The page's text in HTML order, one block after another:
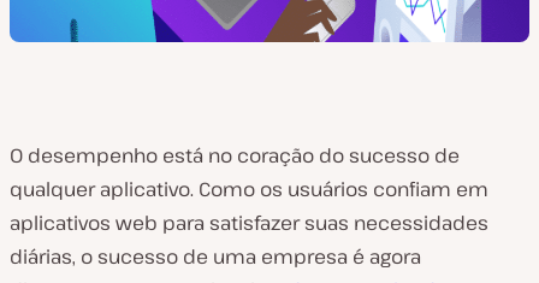
O desempenho está no coração do sucesso de
qualquer aplicativo. Como os usuários confiam em
aplicativos web para satisfazer suas necessidades
diárias, o sucesso de uma empresa é agora